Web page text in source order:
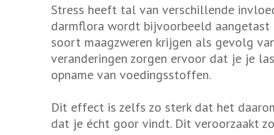
Stress heeft tal van verschillende
darmflora wordt bijvoorbeeld aangetast
soort maagzweren krijgen als gevolg
veranderingen zorgen ervoor dat je je
opname van voedingsstoffen.
Dit effect is zelfs zo sterk dat het
dat je écht goor vindt. Dit veroorzaakt